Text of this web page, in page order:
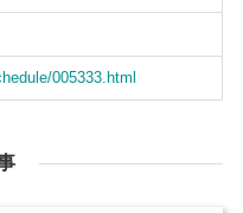
005333.html